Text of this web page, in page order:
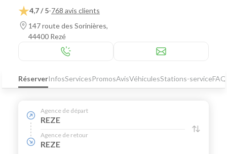
4,7 / 5-768 avis clients
147 route des Sorinières,
44400 Rezé
RéserverInfosServicesPromosAvisVéhiculesStations-serviceFAQ
Agence de départ
REZE
Agence de retour
REZE